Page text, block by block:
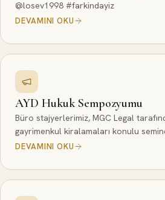
@losev1998 #farkindayiz
DEVAMINI OKU
AYD Hukuk Sempozyumu
Büro stajyerlerimiz, MGC Legal
gayrimenkul kiralamaları konulu
DEVAMINI OKU